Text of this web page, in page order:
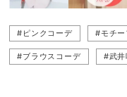
#ピンクコーデ #モチー
#ブラウスコーデ #武井